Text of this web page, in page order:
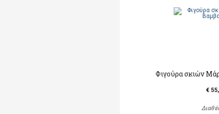
Φιγούρα σκιών
€